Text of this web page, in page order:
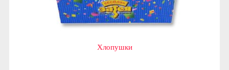
Хлопушки